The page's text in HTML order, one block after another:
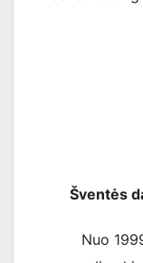
Šventės
Nuo 1999